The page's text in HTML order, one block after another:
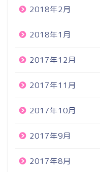
2018年2月
2018年1月
2017年12月
2017年11月
2017年10月
2017年9月
2017年8月